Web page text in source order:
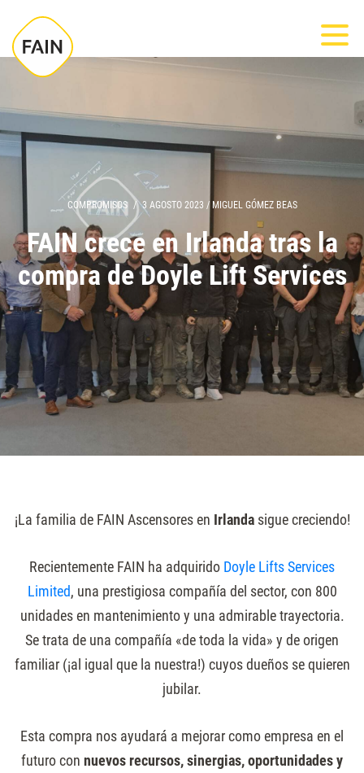
este
sitio
incluye
un
sistema
accesibilidad.COMPROMISOS / 3 AGOSTO 2023 / MIGUEL GÓMEZ BEAS
FAIN crece en Irlanda tras la
compra de Doyle Lift Services
¡La familia de FAIN Ascensores en Irlandasigue creciendo!
Recientemente FAIN ha adquirido Doyle Lifts Services
Limited, una prestigiosa compañía del sector, con 800
unidades en mantenimiento y una admirable trayectoria.
Se trata de una compañía «de toda la vida» y de origen
familiar (¡al igual que la nuestra!) cuyos dueños se quieren
jubilar.
Esta compra nos ayudará a mejorar como empresa en el
futuro con nuevos recursos, sinergias, oportunidades y